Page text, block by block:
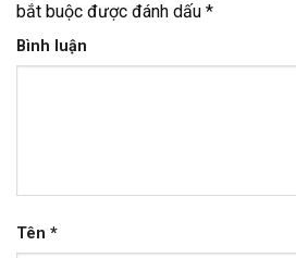
bắt buộc được đánh dấu *
Bình luận
Tên *